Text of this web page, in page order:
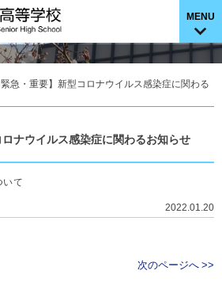
MENU
急・重要】新型コロナウイルス感染症に関わる
ロナウイルス感染症に関わるお知らせ
いて
2022.01.20
次のページへ >>